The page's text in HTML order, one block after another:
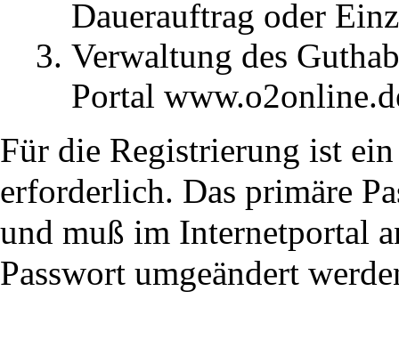
Dauerauftrag oder
Verwaltung des
Portal
Für die Registrierung ist
erforderlich. Das primäre
und muß im Internetportal
Passwort umgeändert